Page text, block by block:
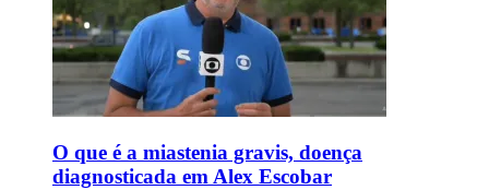
O que é a miastenia gravis, doença
diagnosticada em Alex Escobar